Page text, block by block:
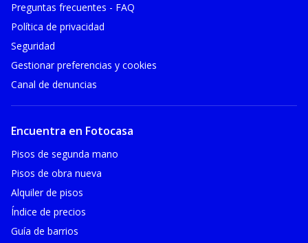
Preguntas frecuentes - FAQ
Política de privacidad
Seguridad
Gestionar preferencias y cookies
Canal de denuncias
Encuentra en Fotocasa
Pisos de segunda mano
Pisos de obra nueva
Alquiler de pisos
Índice de precios
Guía de barrios